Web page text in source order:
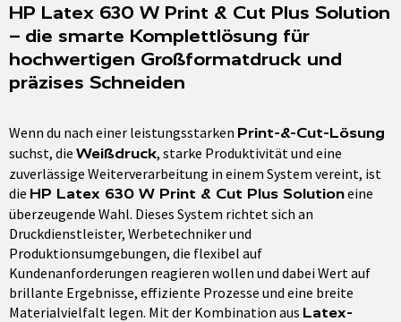
HP Latex 630 W Print & Cut Plus Solution
– die smarte Komplettlösung für
hochwertigen Großformatdruck und
präzises Schneiden
Wenn du nach einer leistungsstarken Print-&-Cut-Lösung
suchst, die Weißdruck, starke Produktivität und eine
zuverlässige Weiterverarbeitung in einem System vereint, ist
die HP Latex 630 W Print & Cut Plus Solutioneine
überzeugende Wahl. Dieses System richtet sich an
Druckdienstleister, Werbetechniker und
Produktionsumgebungen, die flexibel auf
Kundenanforderungen reagieren wollen und dabei Wert auf
brillante Ergebnisse, effiziente Prozesse und eine breite
Materialvielfalt legen. Mit der Kombination aus Latex-